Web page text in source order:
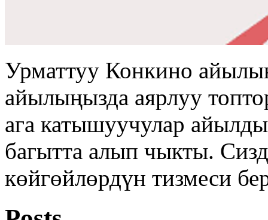
Урматтуу Конкино
айылыңызда аярлуу
ага катышуучулар
багытта алып чыкты.
көйгөйлөрдүн тизмеси